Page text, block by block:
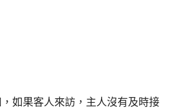
如果客人來訪，主人沒有及時接